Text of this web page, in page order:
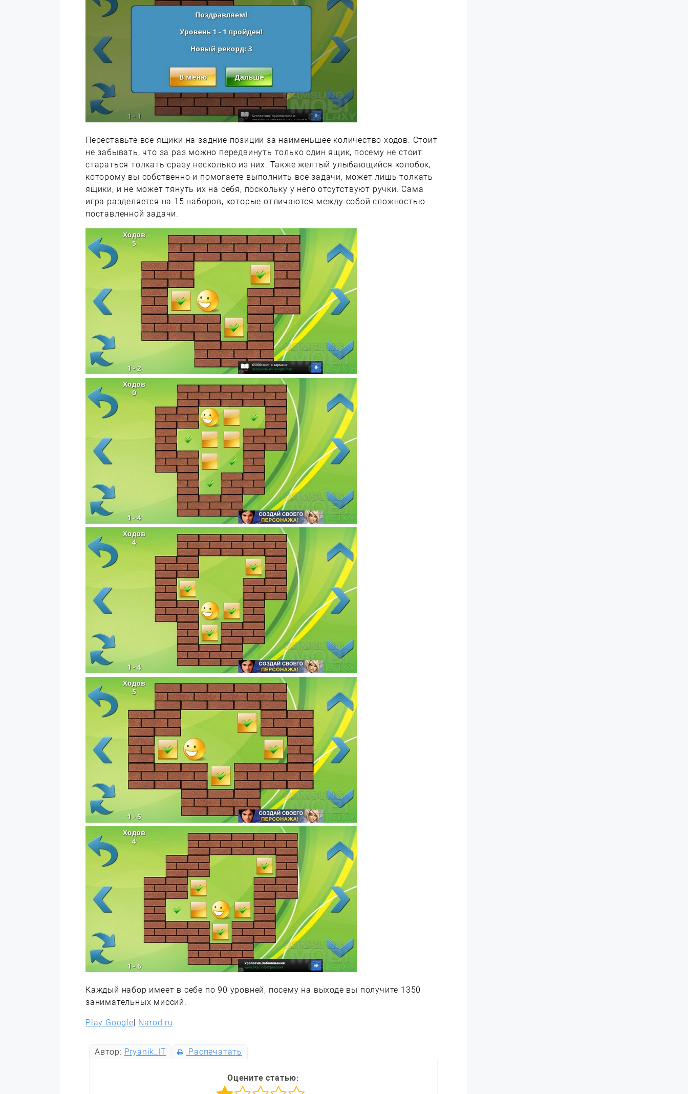
Переставьте все ящики на задние позиции за наименьшее количество ходов. Стоит
не забывать, что за раз можно передвинуть только один ящик, посему не стоит
стараться толкать сразу несколько из них. Также желтый улыбающийся колобок,
которому вы собственно и помогаете выполнить все задачи, может лишь толкать
ящики, и не может тянуть их на себя, поскольку у него отсутствуют ручки. Сама
игра разделяется на 15 наборов, которые отличаются между собой сложностью
поставленной задачи.
Каждый набор имеет в себе по 90 уровней, посему на выходе вы получите 1350
занимательных миссий.
Play Google| Narod.ru
Автор: Pryanik_IT Распечатать
Оцените статью: